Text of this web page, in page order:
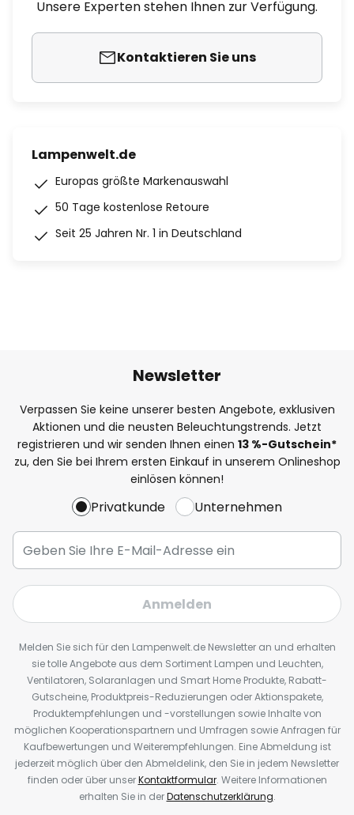
Unsere Experten stehen Ihnen zur Verfügung.
Kontaktieren Sie uns
Lampenwelt.de
Europas größte Markenauswahl
50 Tage kostenlose Retoure
Seit 25 Jahren Nr. 1 in Deutschland
Newsletter
Verpassen Sie keine unserer besten Angebote, exklusiven
Aktionen und die neusten Beleuchtungstrends. Jetzt
registrieren und wir senden Ihnen einen 13 %-Gutschein*
zu, den Sie bei Ihrem ersten Einkauf in unserem Onlineshop
einlösen können!
Privatkunde Unternehmen
Anmelden
Melden Sie sich für den Lampenwelt.de Newsletter an und erhalten
sie tolle Angebote aus dem Sortiment Lampen und Leuchten,
Ventilatoren, Solaranlagen und Smart Home Produkte, Rabatt-
Gutscheine, Produktpreis-Reduzierungen oder Aktionspakete,
Produktempfehlungen und -vorstellungen sowie Inhalte von
möglichen Kooperationspartnern und Umfragen sowie Anfragen für
Kaufbewertungen und Weiterempfehlungen. Eine Abmeldung ist
jederzeit möglich über den Abmeldelink, den Sie in jedem Newsletter
finden oder über unserKontaktformular. Weitere Informationen
erhalten Sie in derDatenschutzerklärung.